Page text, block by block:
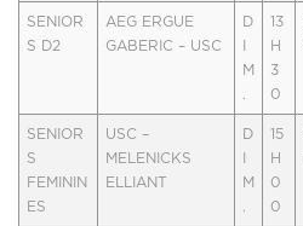
SENIOR
S D2
AEG ERGUE
GABERIC – USC
D
M
.
13
H
3
0
SENIOR
S
FEMININ
ES
USC –
MELENICKS
ELLIANT
D
M
15
H
0
0